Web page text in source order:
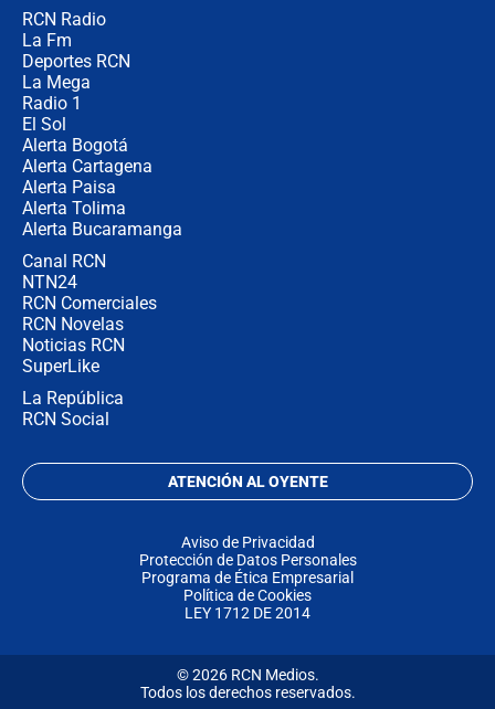
RCN Radio
La Fm
Deportes RCN
La Mega
Radio 1
El Sol
Alerta Bogotá
Alerta Cartagena
Alerta Paisa
Alerta Tolima
Alerta Bucaramanga
Canal RCN
NTN24
RCN Comerciales
RCN Novelas
Noticias RCN
SuperLike
La República
RCN Social
ATENCIÓN AL OYENTE
Aviso de Privacidad
Protección de Datos Personales
Programa de Ética Empresarial
Política de Cookies
LEY 1712 DE 2014
© 2026 RCN Medios.
Todos los derechos reservados.